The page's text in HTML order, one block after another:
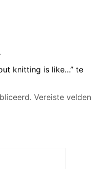
knitting is like…” te
Vereiste velden